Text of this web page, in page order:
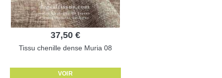
37,50 €
Tissu chenille dense Muria 08
VOIR